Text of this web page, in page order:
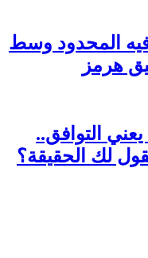
المحدود وسط
هرمز
التوافق..
لك الحقيقة؟